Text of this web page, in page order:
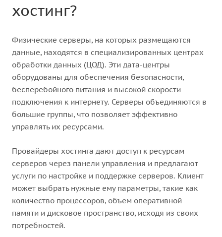
хостинг?
Физические серверы, на которых размещаются
данные, находятся в специализированных центрах
обработки данных (ЦОД). Эти дата-центры
оборудованы для обеспечения безопасности,
бесперебойного питания и высокой скорости
подключения к интернету. Серверы объединяются в
большие группы, что позволяет эффективно
управлять их ресурсами.
Провайдеры хостинга дают доступ к ресурсам
серверов через панели управления и предлагают
услуги по настройке и поддержке серверов. Клиент
может выбрать нужные ему параметры, такие как
количество процессоров, объем оперативной
памяти и дисковое пространство, исходя из своих
потребностей.